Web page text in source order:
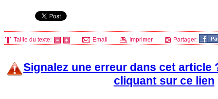
Taille du texte: Email Imprimer Partager:
Signalez une erreur dans cet article
cliquant sur ce lien